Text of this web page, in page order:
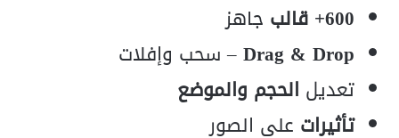
600+ قالب
جاهز
Drag & Drop– سحب وإفلات
تعديل الحجم والموضع
تأثيرات على الصور